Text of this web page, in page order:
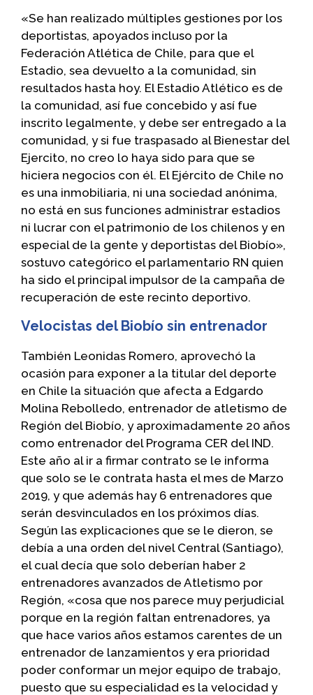
«Se han realizado múltiples gestiones por los
deportistas, apoyados incluso por la
Federación Atlética de Chile, para que el
Estadio, sea devuelto a la comunidad, sin
resultados hasta hoy. El Estadio Atlético es de
la comunidad, así fue concebido y así fue
inscrito legalmente, y debe ser entregado a la
comunidad, y si fue traspasado al Bienestar del
Ejercito, no creo lo haya sido para que se
hiciera negocios con él. El Ejército de Chile no
es una inmobiliaria, ni una sociedad anónima,
no está en sus funciones administrar estadios
ni lucrar con el patrimonio de los chilenos y en
especial de la gente y deportistas del Biobío»,
sostuvo categórico el parlamentario RN quien
ha sido el principal impulsor de la campaña de
recuperación de este recinto deportivo.
Velocistas del Biobío sin entrenador
También Leonidas Romero, aprovechó la
ocasión para exponer a la titular del deporte
en Chile la situación que afecta a Edgardo
Molina Rebolledo, entrenador de atletismo de
Región del Biobío, y aproximadamente 20 años
como entrenador del Programa CER del IND.
Este año al ir a firmar contrato se le informa
que solo se le contrata hasta el mes de Marzo
2019, y que además hay 6 entrenadores que
serán desvinculados en los próximos días.
Según las explicaciones que se le dieron, se
debía a una orden del nivel Central (Santiago),
el cual decía que solo deberían haber 2
entrenadores avanzados de Atletismo por
Región, «cosa que nos parece muy perjudicial
porque en la región faltan entrenadores, ya
que hace varios años estamos carentes de un
entrenador de lanzamientos y era prioridad
poder conformar un mejor equipo de trabajo,
puesto que su especialidad es la velocidad y